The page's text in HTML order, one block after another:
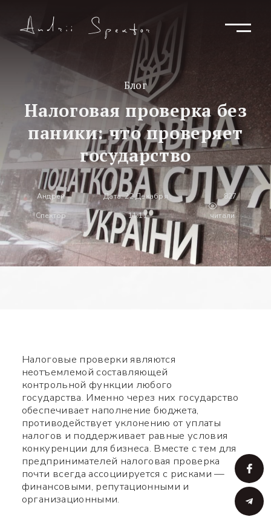
Блог
Налоговая проверка без
паники: что проверяет
государство
Андрей
Спектор
Дата: 22 Декабря ,
11:11
827
читали
Налоговые проверки являются
неотъемлемой составляющей
контрольной функции любого
государства. Именно через них государство
обеспечивает наполнение бюджета,
противодействует уклонению от уплаты
налогов и поддерживает равные условия
конкуренции для бизнеса. Вместе с тем для
предпринимателей налоговая проверка
почти всегда ассоциируется с рисками —
финансовыми, репутационными и
организационными.